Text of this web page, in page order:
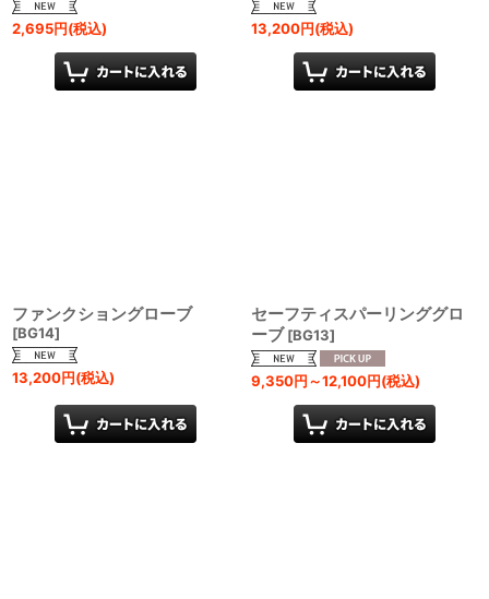
2,695円(税込) 13,200円(税込)
ファンクショングローブ
[BG14]
13,200円(税込)
セーフティスパーリンググロ
ーブ [BG13]
9,350円～12,100円(税込)